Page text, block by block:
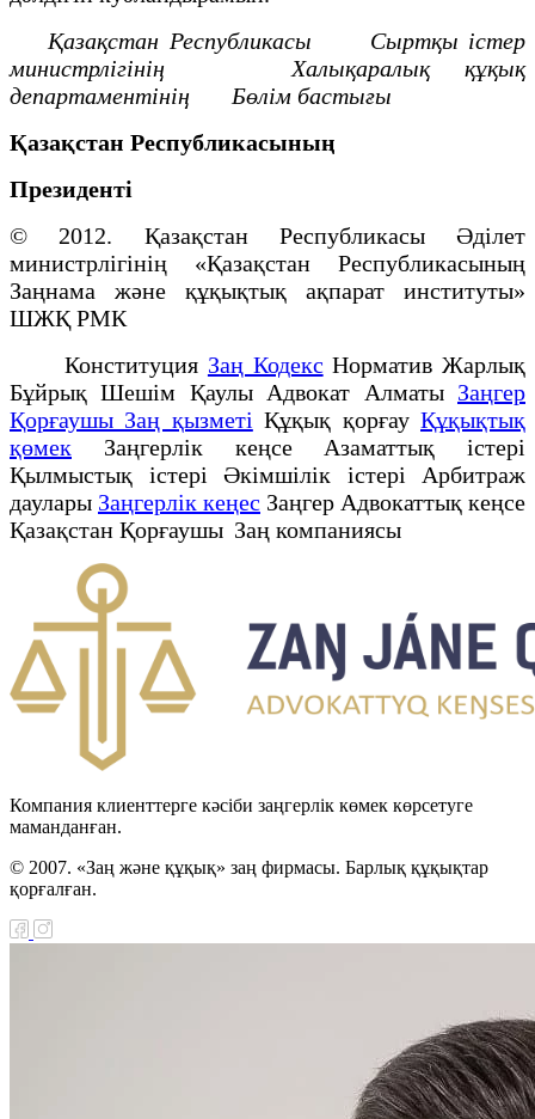
Қазақстан Республикасы
Сыртқы iстер
министрлiгiнiң
Халықаралық құқық
департаментiнiң
Бөлiм бастығы
Қазақстан Республикасының
Президенті
© 2012. Қазақстан Республикасы Әділет
министрлігінің «Қазақстан Республикасының
Заңнама және құқықтық ақпарат институты»
ШЖҚ РМК
Конституция Заң Кодекс Норматив Жарлық
Бұйрық Шешім Қаулы Адвокат Алматы Заңгер
Қорғаушы Заң қызметі Құқық қорғауҚұқықтық
қөмек Заңгерлік кеңсе Азаматтық істері
Қылмыстық істері Әкімшілік істері Арбитраж
даулары Заңгерлік кеңес Заңгер Адвокаттық кеңсе
Қазақстан Қорғаушы Заң компаниясы
Компания клиенттерге кәсіби заңгерлік көмек көрсетуге
маманданған.
© 2007. «Заң және құқық» заң фирмасы. Барлық құқықтар
қорғалған.